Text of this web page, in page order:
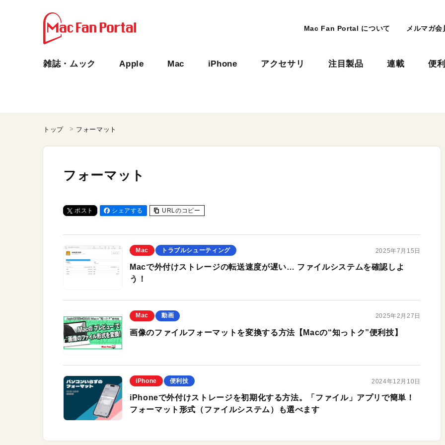
Mac Fan Portal について メルマガ会
雑誌・ムック Apple Mac iPhone アクセサリ 注目製品 連載 便
トップ フォーマット
フォーマット
ポスト シェアする URLのコピー
Mac トラブルシューティング 2025年7月15日
Macで外付けストレージの転送速度が遅い… ファイルシステムを確認しよ
う！
Mac 動画 2025年2月27日
画像のファイルフォーマットを変換する方法【Macの“知っトク”便利技】
iPhone 便利技 2024年12月10日
iPhoneで外付けストレージを初期化する方法。「ファイル」アプリで簡単！
フォーマット形式（ファイルシステム）も選べます